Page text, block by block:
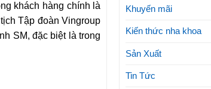
khách hàng chính là
Tập đoàn Vingroup
SM, đặc biệt là trong
Khuyến mãi
Kiến thức nha khoa
Sản Xuất
Tin Tức